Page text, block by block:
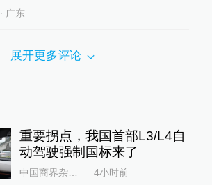
∙ 广东
展开更多评论
重要拐点，我国首部L3/L4自
动驾驶强制国标来了
中国商界杂志社
4小时前